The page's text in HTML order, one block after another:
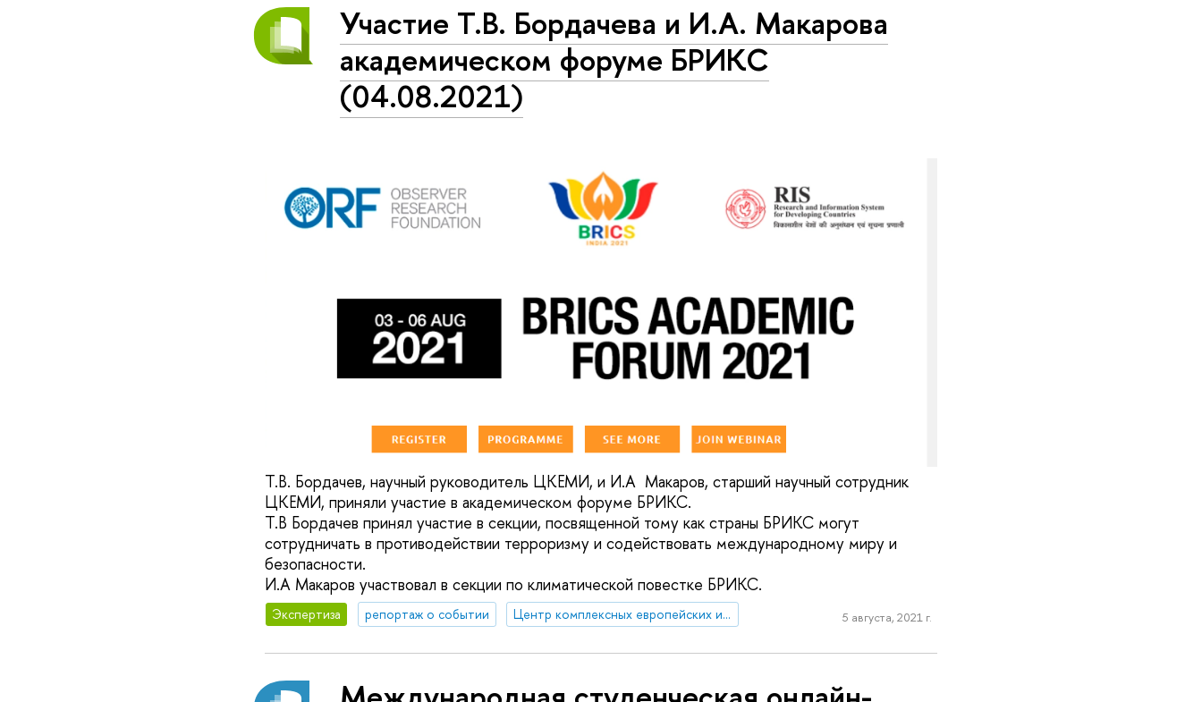
Участие Т.В. Бордачева и И.А. Макарова
академическом форуме БРИКС
(04.08.2021)
Т.В. Бордачев, научный руководитель ЦКЕМИ, и И.А Макаров, старший научный сотрудник
ЦКЕМИ, приняли участие в академическом форуме БРИКС.
Т.В Бордачев принял участие в секции, посвященной тому как страны БРИКС могут
сотрудничать в противодействии терроризму и содействовать международному миру и
безопасности.
И.А Макаров участвовал в секции по климатической повестке БРИКС.
Экспертиза репортаж о событии Центр комплексных европейских и международных исследований (ЦКЕМИ) 5 августа, 2021 г.